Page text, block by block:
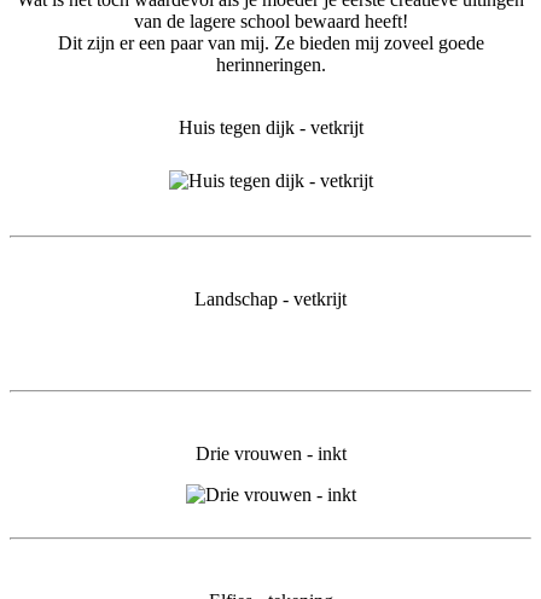
van de lagere school bewaard heeft!
Dit zijn er een paar van mij. Ze bieden mij zoveel goede
herinneringen.
Huis tegen dijk - vetkrijt
Landschap - vetkrijt
Drie vrouwen - inkt